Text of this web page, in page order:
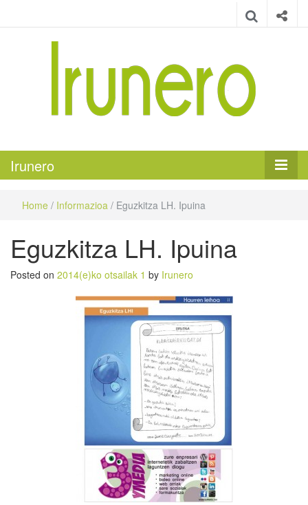
Irunero
Home / Informazioa / Eguzkitza LH. Ipuina
Eguzkitza LH. Ipuina
Posted on 2014(e)ko otsailak 1 by Irunero